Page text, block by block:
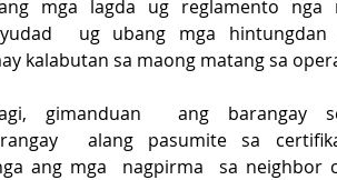
mga lagda ug reglamento nga
ug ubang mga hintungdan
kalabutan sa maong matang sa
gimanduan  ang barangay
alang pasumite sa
ang mga  nagpirma  sa neighbor